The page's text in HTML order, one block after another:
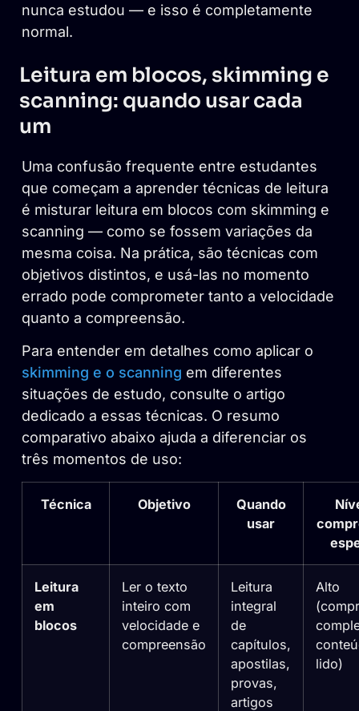
nunca estudou — e isso é completamente
normal.
Leitura em blocos, skimming e
scanning: quando usar cada
um
Uma confusão frequente entre estudantes
que começam a aprender técnicas de leitura
é misturar leitura em blocos com skimming e
scanning — como se fossem variações da
mesma coisa. Na prática, são técnicas com
objetivos distintos, e usá-las no momento
errado pode comprometer tanto a velocidade
quanto a compreensão.
Para entender em detalhes como aplicar o
skimming e o scanning em diferentes
situações de estudo, consulte o artigo
dedicado a essas técnicas. O resumo
comparativo abaixo ajuda a diferenciar os
três momentos de uso:
Técnica Objetivo
Quando
usar
Leitura
em
blocos
Ler o texto
inteiro com
velocidade e
compreensão
Leitura
integral
de
capítulos,
apostilas,
provas,
artigos
Alto
lido)